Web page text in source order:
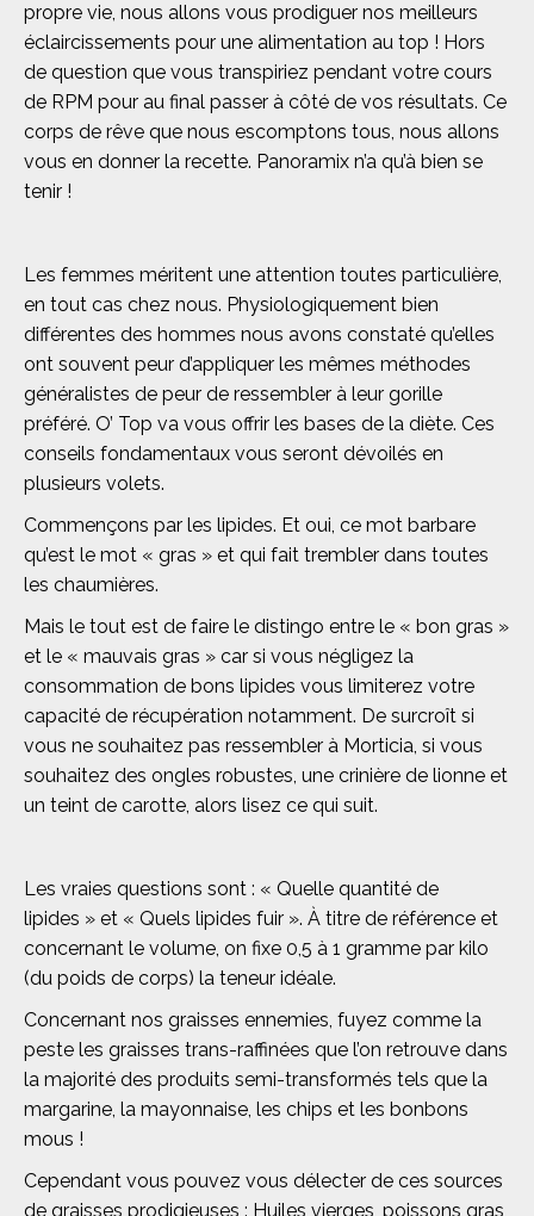
propre vie, nous allons vous prodiguer nos meilleurs
éclaircissements pour une alimentation au top ! Hors
de question que vous transpiriez pendant votre cours
de RPM pour au final passer à côté de vos résultats. Ce
corps de rêve que nous escomptons tous, nous allons
vous en donner la recette. Panoramix n’a qu’à bien se
tenir !
Les femmes méritent une attention toutes particulière,
en tout cas chez nous. Physiologiquement bien
différentes des hommes nous avons constaté qu’elles
ont souvent peur d’appliquer les mêmes méthodes
généralistes de peur de ressembler à leur gorille
préféré. O’ Top va vous offrir les bases de la diète. Ces
conseils fondamentaux vous seront dévoilés en
plusieurs volets.
Commençons par les lipides. Et oui, ce mot barbare
qu’est le mot « gras » et qui fait trembler dans toutes
les chaumières.
Mais le tout est de faire le distingo entre le « bon gras »
et le « mauvais gras » car si vous négligez la
consommation de bons lipides vous limiterez votre
capacité de récupération notamment. De surcroît si
vous ne souhaitez pas ressembler à Morticia, si vous
souhaitez des ongles robustes, une crinière de lionne et
un teint de carotte, alors lisez ce qui suit.
Les vraies questions sont : « Quelle quantité de
lipides » et « Quels lipides fuir ». À titre de référence et
concernant le volume, on fixe 0,5 à 1 gramme par kilo
(du poids de corps) la teneur idéale.
Concernant nos graisses ennemies, fuyez comme la
peste les graisses trans-raffinées que l’on retrouve dans
la majorité des produits semi-transformés tels que la
margarine, la mayonnaise, les chips et les bonbons
mous !
Cependant vous pouvez vous délecter de ces sources
de graisses prodigieuses : Huiles vierges, poissons gras,